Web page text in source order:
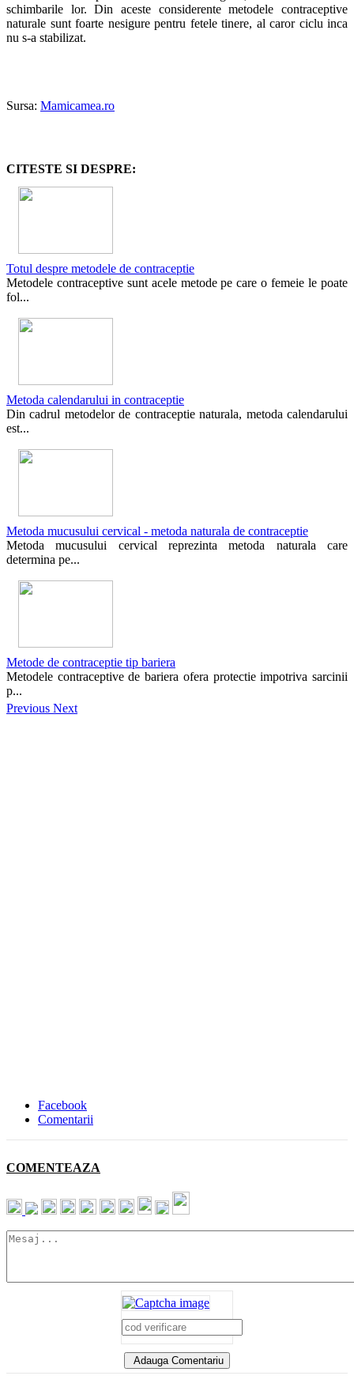
schimbarile lor. Din aceste considerente metodele contraceptive
naturale sunt foarte nesigure pentru fetele tinere, al caror ciclu inca
nu s-a stabilizat.
Sursa: Mamicamea.ro
CITESTE SI DESPRE:
Totul despre metodele de contraceptie
Metodele contraceptive sunt acele metode pe care o femeie le poate
fol...
Metoda calendarului in contraceptie
Din cadrul metodelor de contraceptie naturala, metoda calendarului
est...
Metoda mucusului cervical - metoda naturala de contraceptie
Metoda mucusului cervical reprezinta metoda naturala care
determina pe...
Metode de contraceptie tip bariera
Metodele contraceptive de bariera ofera protectie impotriva sarcinii
p...
Previous Next
Facebook
Comentarii
COMENTEAZA
Adauga Comentariu